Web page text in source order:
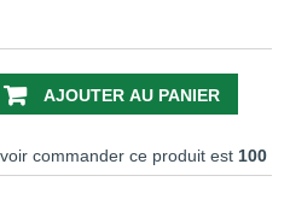
AJOUTER AU PANIER
commander ce produit est 100